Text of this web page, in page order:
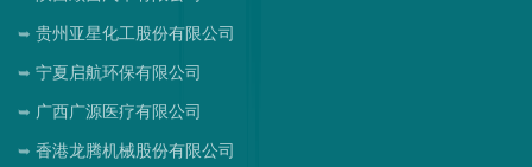
贵州亚星化工股份有限公司
宁夏启航环保有限公司
广西广源医疗有限公司
香港龙腾机械股份有限公司